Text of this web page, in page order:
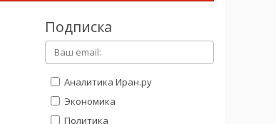
Подписка
Аналитика Иран.ру
Экономика
Политика